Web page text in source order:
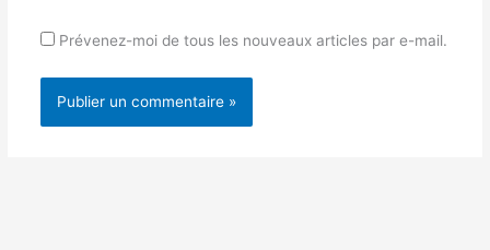
Prévenez-moi de tous les nouveaux articles par e-mail.